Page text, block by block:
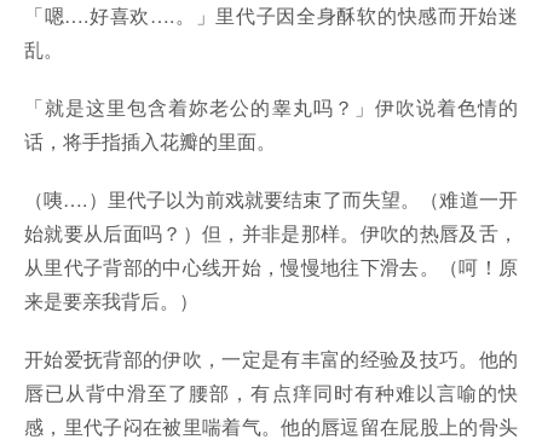
「嗯….好喜欢….。」里代子因全身酥软的快感而开始迷
乱。
「就是这里包含着妳老公的睾丸吗？」伊吹说着色情的
话，将手指插入花瓣的里面。
（咦….）里代子以为前戏就要结束了而失望。（难道一开
始就要从后面吗？）但，并非是那样。伊吹的热唇及舌，
从里代子背部的中心线开始，慢慢地往下滑去。（呵！原
来是要亲我背后。）
开始爱抚背部的伊吹，一定是有丰富的经验及技巧。他的
唇已从背中滑至了腰部，有点痒同时有种难以言喻的快
感，里代子闷在被里喘着气。他的唇逗留在屁股上的骨头